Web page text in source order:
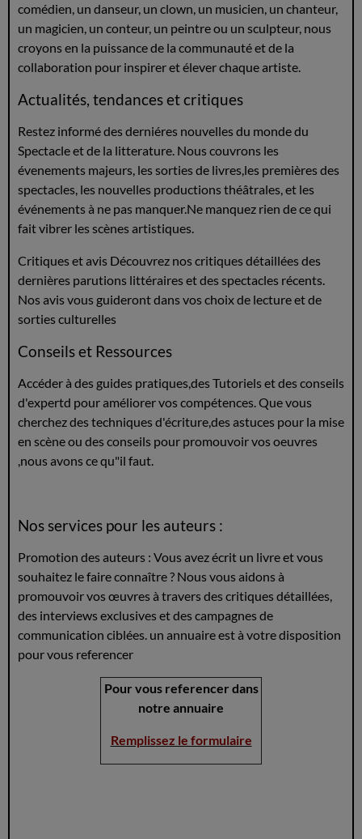
comédien, un danseur, un clown, un musicien, un chanteur,
un magicien, un conteur, un peintre ou un sculpteur, nous
croyons en la puissance de la communauté et de la
collaboration pour inspirer et élever chaque artiste.
Actualités, tendances et critiques
Restez informé des derniéres nouvelles du monde du
Spectacle et de la litterature. Nous couvrons les
évenements majeurs, les sorties de livres,les premières des
spectacles, les nouvelles productions théâtrales, et les
événements à ne pas manquer.Ne manquez rien de ce qui
fait vibrer les scènes artistiques.
Critiques et avis Découvrez nos critiques détaillées des
dernières parutions littéraires et des spectacles récents.
Nos avis vous guideront dans vos choix de lecture et de
sorties culturelles
Conseils et Ressources
Accéder à des guides pratiques,des Tutoriels et des conseils
d'expertd pour améliorer vos compétences. Que vous
cherchez des techniques d'écriture,des astuces pour la mise
en scène ou des conseils pour promouvoir vos oeuvres
,nous avons ce qu"il faut.
Nos services pour les auteurs :
Promotion des auteurs : Vous avez écrit un livre et vous
souhaitez le faire connaître ? Nous vous aidons à
promouvoir vos œuvres à travers des critiques détaillées,
des interviews exclusives et des campagnes de
communication ciblées. un annuaire est à votre disposition
pour vous referencer
Pour vous referencer dans
notre annuaire
Remplissez le formulaire